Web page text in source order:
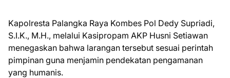
Kapolresta Palangka Raya Kombes Pol Dedy Supriadi,
S.I.K., M.H., melalui Kasipropam AKP Husni Setiawan
menegaskan bahwa larangan tersebut sesuai perintah
pimpinan guna menjamin pendekatan pengamanan
yang humanis.